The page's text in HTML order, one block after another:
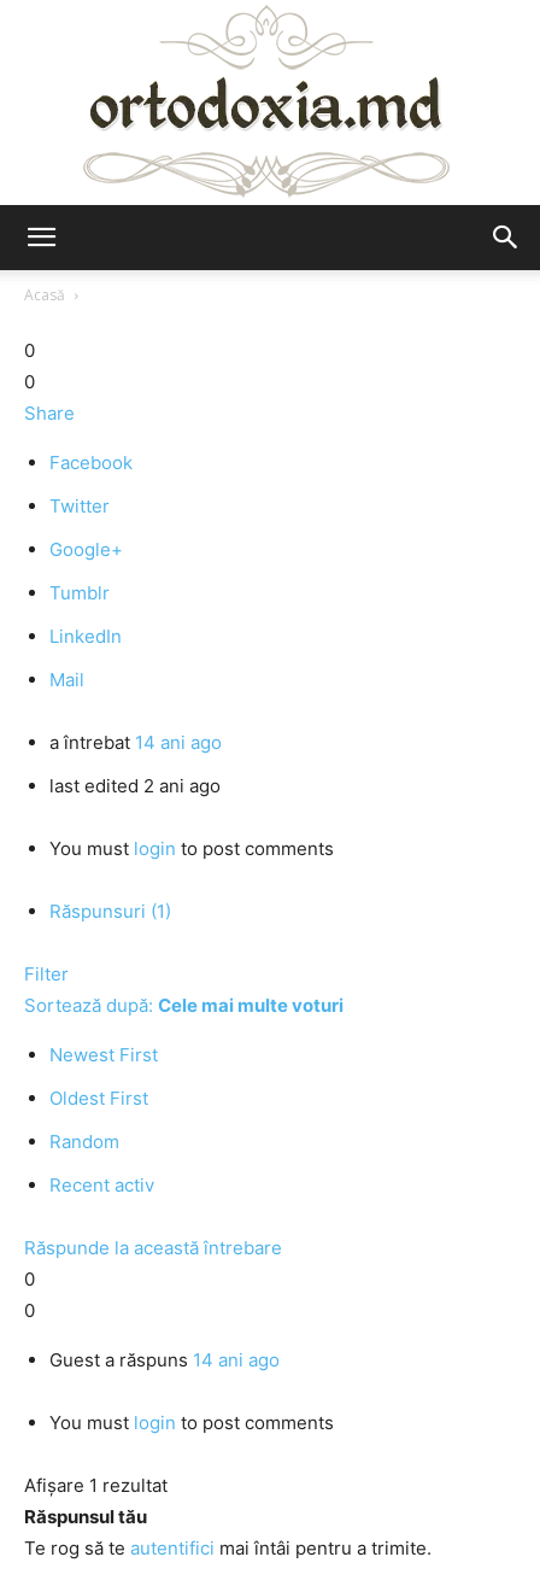
Acasă
0
0
Share
Facebook
Twitter
Google+
Tumblr
LinkedIn
Mail
a întrebat 14 ani ago
last edited 2 ani ago
You must login to post comments
Răspunsuri (1)
Filter
Sortează după: Cele mai multe voturi
Newest First
Oldest First
Random
Recent activ
Răspunde la această întrebare
0
0
Guest a răspuns 14 ani ago
You must login to post comments
Afișare 1 rezultat
Răspunsul tău
Te rog să te autentifici mai întâi pentru a trimite.